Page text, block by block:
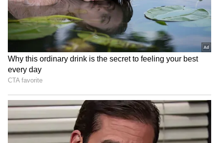
కాంగ్రెస్ పార్టీ మేనిఫెస్టోలో పేర్కొన్నట్లు ప్రతి రైతుకు రూ.2
లక్షల లోపు రుణాలను మాఫీ చేయాలని కేటీఆర్ డిమాండ్
చేసారు. అర్హులైన రైతులకు రుణమాఫీ అందలేదంటే వారి
తరపున పోరాడతామని హెచ్చరించారు. ఇక రైతు భరోసాలో
కూడా అర్హులైన ప్రతి రైతుకు అందివ్వాలని కేటీఆర్ కోరారు.
మాజీ వ్యవసాయ మంత్రి సింగిరెడ్డి నిరంజన్ రెడ్డి రైతు
రుణమాఫీపై మాట్లాడుతూ... పదేళ్ల కిందటే అంటే 2014 లో
లక్ష రూపాయల రుణమాఫీకి 17వేల కోట్లు ఖర్చయ్యిందని
తెలిపారు. అలాంటిది 2014 లో రూ.6,800 కోట్లతో రుణమాఫీ